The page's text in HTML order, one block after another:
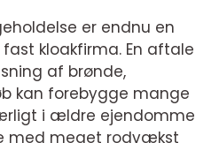
er endnu en
kloakfirma. En aftale
af brønde,
kan forebygge mange
i ældre ejendomme
med meget rodvækst